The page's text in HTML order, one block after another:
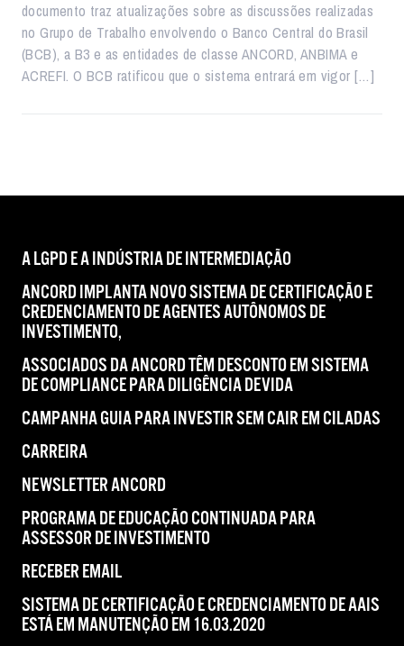
documento traz atualizações sobre as discussões realizadas
no Grupo de Trabalho envolvendo o Banco Central do Brasil
(BCB), a B3 e as entidades de classe ANCORD, ANBIMA e
ACREFI. O BCB ratificou que o sistema entrará em vigor […]
A LGPD E A INDÚSTRIA DE INTERMEDIAÇÃO
ANCORD IMPLANTA NOVO SISTEMA DE CERTIFICAÇÃO E
CREDENCIAMENTO DE AGENTES AUTÔNOMOS DE
INVESTIMENTO,
ASSOCIADOS DA ANCORD TÊM DESCONTO EM SISTEMA
DE COMPLIANCE PARA DILIGÊNCIA DEVIDA
CAMPANHA GUIA PARA INVESTIR SEM CAIR EM CILADAS
CARREIRA
NEWSLETTER ANCORD
PROGRAMA DE EDUCAÇÃO CONTINUADA PARA
ASSESSOR DE INVESTIMENTO
RECEBER EMAIL
SISTEMA DE CERTIFICAÇÃO E CREDENCIAMENTO DE AAIS
ESTÁ EM MANUTENÇÃO EM 16.03.2020